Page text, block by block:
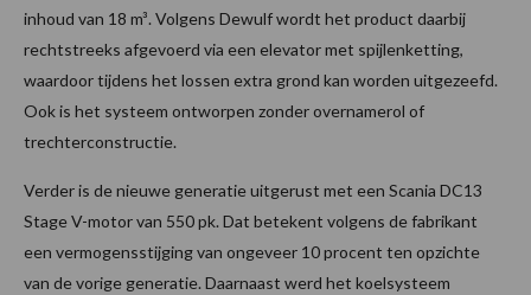
inhoud van 18 m³. Volgens Dewulf wordt het product daarbij
rechtstreeks afgevoerd via een elevator met spijlenketting,
waardoor tijdens het lossen extra grond kan worden uitgezeefd.
Ook is het systeem ontworpen zonder overnamerol of
trechterconstructie.
Verder is de nieuwe generatie uitgerust met een Scania DC13
Stage V-motor van 550 pk. Dat betekent volgens de fabrikant
een vermogensstijging van ongeveer 10 procent ten opzichte
van de vorige generatie. Daarnaast werd het koelsysteem